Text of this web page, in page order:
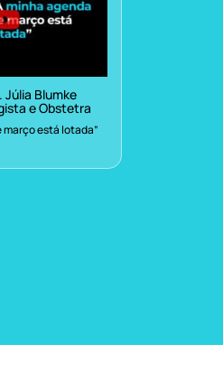
Júlia Blumke
e Obstetra
março está lotada”